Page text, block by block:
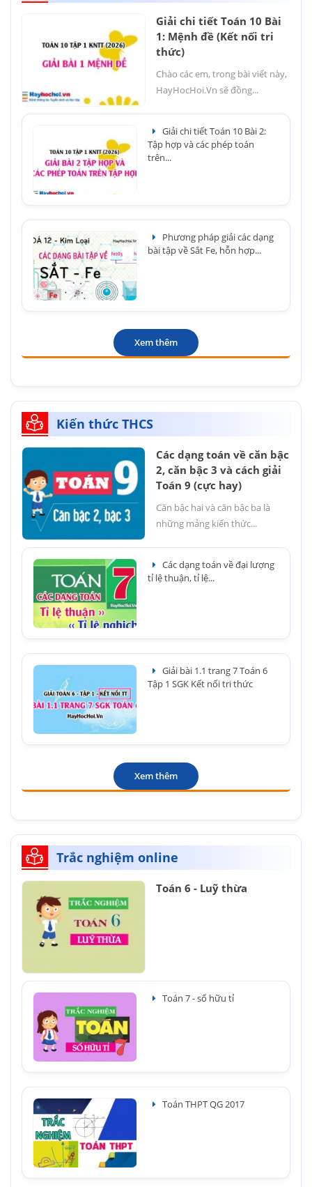
Giải chi tiết Toán 10 Bài
1: Mệnh đề (Kết nối tri
thức)
Chào các em, trong bài viết này,
HayHocHoi.Vn sẽ đồng...
Giải chi tiết Toán 10 Bài 2:
Tập hợp và các phép toán
trên...
Phương pháp giải các dạng
bài tập về Sắt Fe, hỗn hợp...
Xem thêm
Kiến thức THCS
Các dạng toán về căn bậc
2, căn bậc 3 và cách giải
Toán 9 (cực hay)
Căn bậc hai và căn bậc ba là
những mảng kiến thức...
Các dạng toán về đại lượng
tỉ lệ thuận, tỉ lệ...
Giải bài 1.1 trang 7 Toán 6
Tập 1 SGK Kết nối tri thức
Xem thêm
Trắc nghiệm online
Toán 6 - Luỹ thừa
Toán 7 - số hữu tỉ
Toán THPT QG 2017